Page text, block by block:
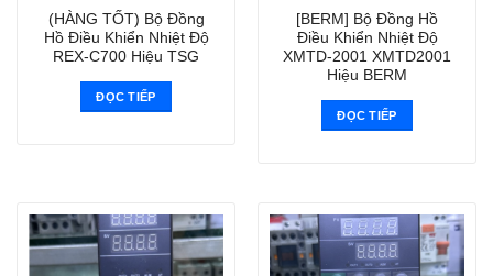
(HÀNG TỐT) Bộ Đồng
Hồ Điều Khiển Nhiệt Độ
REX-C700 Hiệu TSG
ĐỌC TIẾP
[BERM] Bộ Đồng Hồ
Điều Khiển Nhiệt Độ
XMTD-2001 XMTD2001
Hiệu BERM
ĐỌC TIẾP